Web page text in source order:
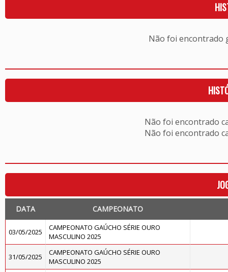
Não foi encontrado
Não foi encontrado
Não foi encontrado
DATA CAMPEONATO
03/05/2025
CAMPEONATO GAÚCHO SÉRIE OURO
MASCULINO 2025
31/05/2025
CAMPEONATO GAÚCHO SÉRIE OURO
MASCULINO 2025